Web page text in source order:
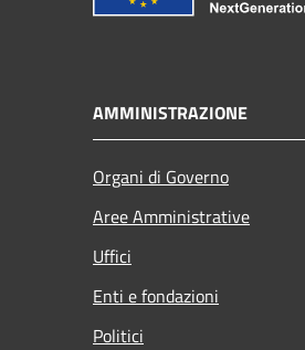
AMMINISTRAZIONE
Organi di Governo
Aree Amministrative
Uffici
Enti e fondazioni
Politici